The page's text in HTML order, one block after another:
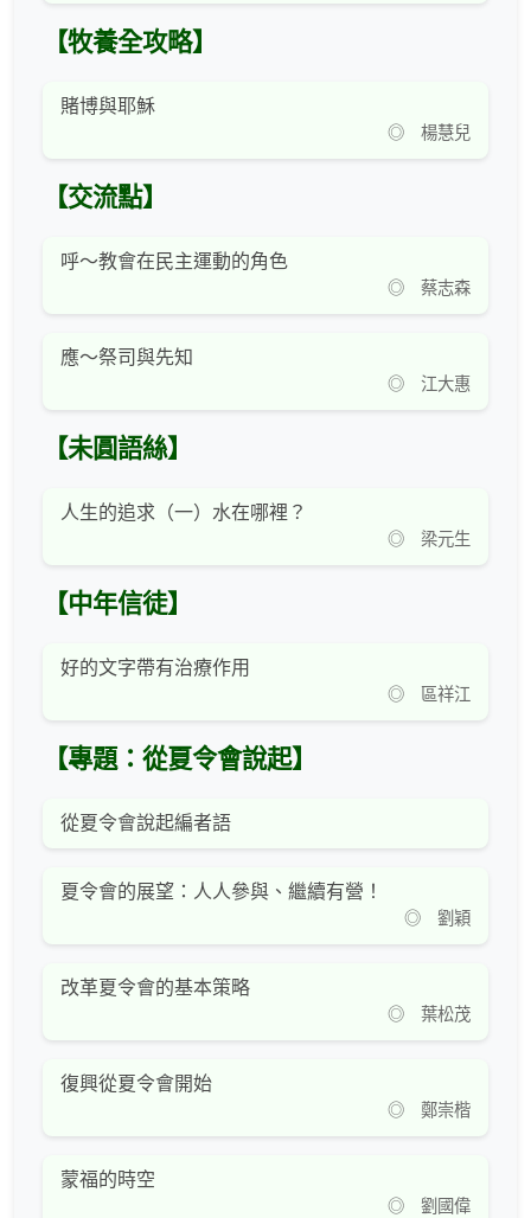
【牧養全攻略】
賭博與耶穌
◎ 楊慧兒
【交流點】
呼～教會在民主運動的角色
◎ 蔡志森
應～祭司與先知
◎ 江大惠
【未圓語絲】
人生的追求（一）水在哪裡？
◎ 梁元生
【中年信徒】
好的文字帶有治療作用
◎ 區祥江
【專題：從夏令會說起】
從夏令會說起編者語
夏令會的展望：人人參與、繼續有營！
◎ 劉穎
改革夏令會的基本策略
◎ 葉松茂
復興從夏令會開始
◎ 鄭崇楷
蒙福的時空
◎ 劉國偉